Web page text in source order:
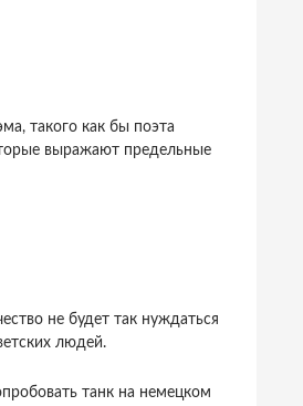
такого как бы поэта
выражают предельные
не будет так нуждаться
людей.
танк на немецком